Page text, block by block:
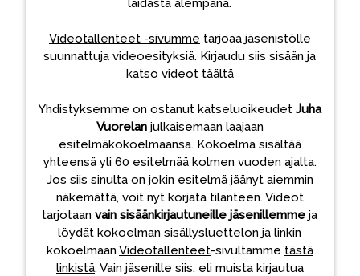
laidasta alempana.
Videotallenteet -sivumme tarjoaa jäsenistölle
suunnattuja videoesityksiä. Kirjaudu siis sisään ja
katso videot täältä
Yhdistyksemme on ostanut katseluoikeudet Juha
Vuorelanjulkaisemaan laajaan
esitelmäkokoelmaansa. Kokoelma sisältää
yhteensä yli 60 esitelmää kolmen vuoden ajalta.
Jos siis sinulta on jokin esitelmä jäänyt aiemmin
näkemättä, voit nyt korjata tilanteen. Videot
tarjotaanvain sisäänkirjautuneille jäsenillemme ja
löydät kokoelman sisällysluettelon ja linkin
kokoelmaan Videotallenteet-sivultamme tästä
linkistä. Vain jäsenille siis, eli muista kirjautua